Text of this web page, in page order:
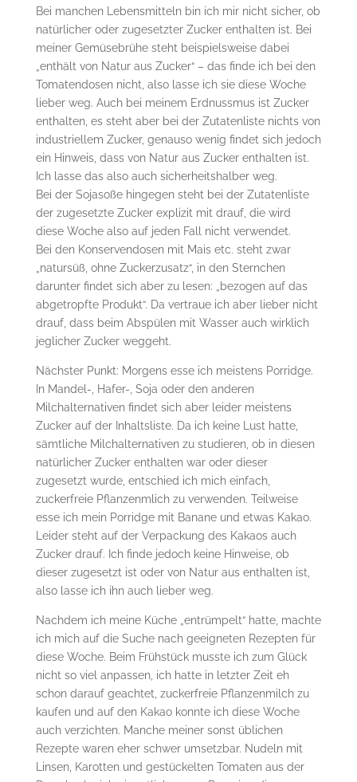
Bei manchen Lebensmitteln bin ich mir nicht sicher, ob
natürlicher oder zugesetzter Zucker enthalten ist. Bei
meiner Gemüsebrühe steht beispielsweise dabei
„enthält von Natur aus Zucker“ – das finde ich bei den
Tomatendosen nicht, also lasse ich sie diese Woche
lieber weg. Auch bei meinem Erdnussmus ist Zucker
enthalten, es steht aber bei der Zutatenliste nichts von
industriellem Zucker, genauso wenig findet sich jedoch
ein Hinweis, dass von Natur aus Zucker enthalten ist.
Ich lasse das also auch sicherheitshalber weg.
Bei der Sojasoße hingegen steht bei der Zutatenliste
der zugesetzte Zucker explizit mit drauf, die wird
diese Woche also auf jeden Fall nicht verwendet.
Bei den Konservendosen mit Mais etc. steht zwar
„natursüß, ohne Zuckerzusatz“, in den Sternchen
darunter findet sich aber zu lesen: „bezogen auf das
abgetropfte Produkt“. Da vertraue ich aber lieber nicht
drauf, dass beim Abspülen mit Wasser auch wirklich
jeglicher Zucker weggeht.
Nächster Punkt: Morgens esse ich meistens Porridge.
In Mandel-, Hafer-, Soja oder den anderen
Milchalternativen findet sich aber leider meistens
Zucker auf der Inhaltsliste. Da ich keine Lust hatte,
sämtliche Milchalternativen zu studieren, ob in diesen
natürlicher Zucker enthalten war oder dieser
zugesetzt wurde, entschied ich mich einfach,
zuckerfreie Pflanzenmlich zu verwenden. Teilweise
esse ich mein Porridge mit Banane und etwas Kakao.
Leider steht auf der Verpackung des Kakaos auch
Zucker drauf. Ich finde jedoch keine Hinweise, ob
dieser zugesetzt ist oder von Natur aus enthalten ist,
also lasse ich ihn auch lieber weg.
Nachdem ich meine Küche „entrümpelt“ hatte, machte
ich mich auf die Suche nach geeigneten Rezepten für
diese Woche. Beim Frühstück musste ich zum Glück
nicht so viel anpassen, ich hatte in letzter Zeit eh
schon darauf geachtet, zuckerfreie Pflanzenmilch zu
kaufen und auf den Kakao konnte ich diese Woche
auch verzichten. Manche meiner sonst üblichen
Rezepte waren eher schwer umsetzbar. Nudeln mit
Linsen, Karotten und gestückelten Tomaten aus der